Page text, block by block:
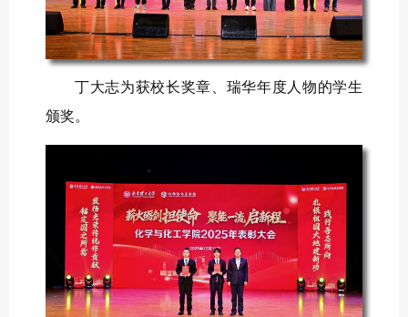
丁大志为获校长奖章、瑞华年度人物的学生
颁奖。